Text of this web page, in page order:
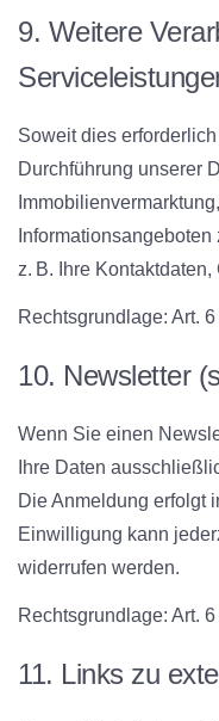
9. Weitere
Soweit dies
Durchführung unserer
z. B. Ihre
Rechtsgrundlage: Art.
10. Newsletter
Wenn Sie einen
Ihre Daten
Die Anmeldung erfolgt
Einwilligung kann
widerrufen werden.
Rechtsgrundlage: Art.
11. Links zu